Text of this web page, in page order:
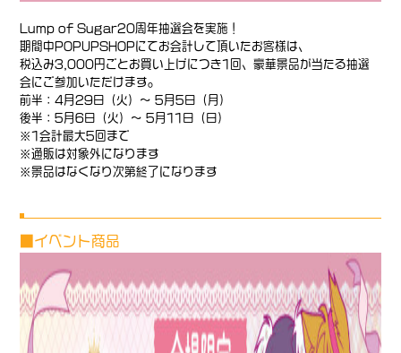
Lump of Sugar20周年抽選会を実施！
期間中POPUPSHOPにてお会計して頂いたお客様は、
税込み3,000円ごとお買い上げにつき1回、豪華景品が当たる抽選
会にご参加いただけます。
前半：4月29日（火）～ 5月5日（月）
後半：5月6日（火）～ 5月11日（日）
※1会計最大5回まで
※通販は対象外になります
※景品はなくなり次第終了になります
■イベント商品